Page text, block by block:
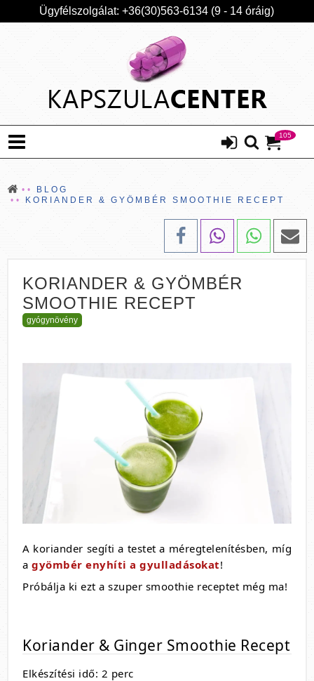
Ügyfélszolgálat: +36(30)563-6134 (9 - 14 óráig)
105
BLOG
KORIANDER & GYÖMBÉR SMOOTHIE RECEPT
KORIANDER & GYÖMBÉR
SMOOTHIE RECEPT
gyógynövény
A koriander segíti a testet a méregtelenítésben, míg
a gyömbér enyhíti a gyulladásokat!
Próbálja ki ezt a szuper smoothie receptet még ma!
Koriander & Ginger Smoothie Recept
Elkészítési idő: 2 perc